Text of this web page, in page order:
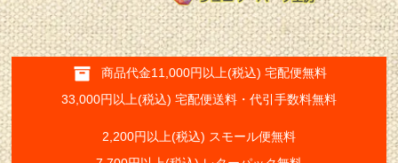
商品代金11,000円以上(税込) 宅配便無料
33,000円以上(税込) 宅配便送料・代引手数料無料
2,200円以上(税込) スモール便無料